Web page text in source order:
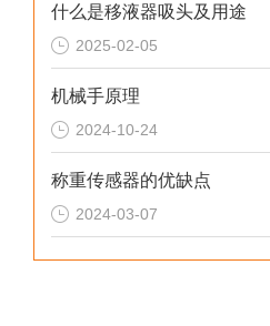
什么是移液器吸头及用途
2025-02-05
机械手原理
2024-10-24
称重传感器的优缺点
2024-03-07